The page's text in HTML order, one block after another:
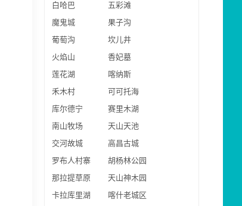
白哈巴
五彩滩
魔鬼城
果子沟
葡萄沟
坎儿井
火焰山
香妃墓
莲花湖
喀纳斯
禾木村
可可托海
库尔德宁
赛里木湖
南山牧场
天山天池
交河故城
高昌古城
罗布人村寨
胡杨林公园
那拉提草原
天山神木园
卡拉库里湖
喀什老城区